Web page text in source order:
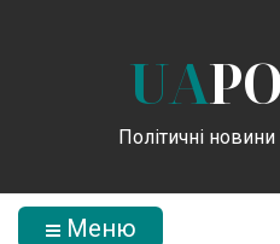
UA
Політичні новини
Меню